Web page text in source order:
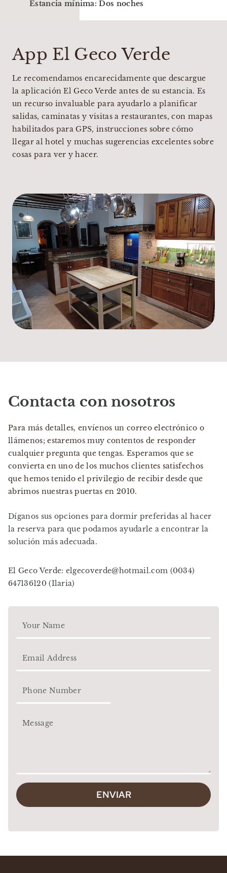
Estancia mínima: Dos noches
App El Geco Verde
Le recomendamos encarecidamente que descargue
la aplicación El Geco Verde antes de su estancia. Es
un recurso invaluable para ayudarlo a planificar
salidas, caminatas y visitas a restaurantes, con mapas
habilitados para GPS, instrucciones sobre cómo
llegar al hotel y muchas sugerencias excelentes sobre
cosas para ver y hacer.
Contacta con nosotros
Para más detalles, envíenos un correo electrónico o
llámenos; estaremos muy contentos de responder
cualquier pregunta que tengas. Esperamos que se
convierta en uno de los muchos clientes satisfechos
que hemos tenido el privilegio de recibir desde que
abrimos nuestras puertas en 2010.
Díganos sus opciones para dormir preferidas al hacer
la reserva para que podamos ayudarle a encontrar la
solución más adecuada.
El Geco Verde: elgecoverde@hotmail.com (0034)
647136120 (Ilaria)
ENVIAR